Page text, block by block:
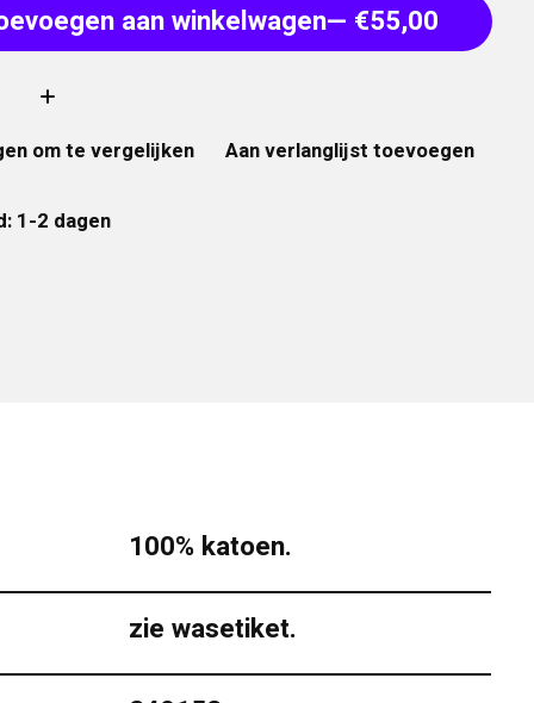
aan winkelwagen
— €55,00
om te vergelijken Aan verlanglijst toevoegen
1-2 dagen
100% katoen.
zie wasetiket.